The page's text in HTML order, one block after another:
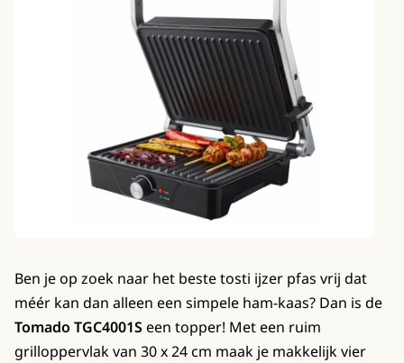
Ben je op zoek naar het beste tosti ijzer pfas vrij dat
méér kan dan alleen een simpele ham-kaas? Dan is de
Tomado TGC4001S een topper! Met een ruim
grilloppervlak van 30 x 24 cm maak je makkelijk vier